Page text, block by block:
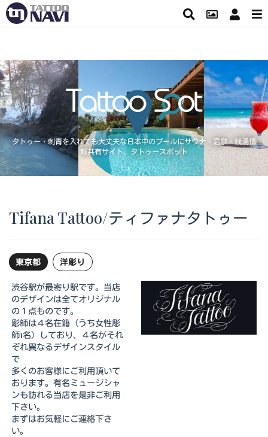
タトゥー・刺青を入れても大丈夫な日本中のプールにサウナ・温泉・銭湯情
報共有サイト、タトゥースポット
Tifana Tattoo/ティファナタトゥー
東京都 洋彫り
渋谷駅が最寄り駅です。当店
のデザインは全てオリジナル
の１点ものです。
彫師は４名在籍（うち女性彫
師1名）しており、４名がそれ
ぞれ異なるデザインスタイル
で
多くのお客様にご利用頂いて
おります。有名ミュージシャ
ンも訪れる当店を是非ご利用
下さい。
まずはお気軽にご連絡下さ
い。